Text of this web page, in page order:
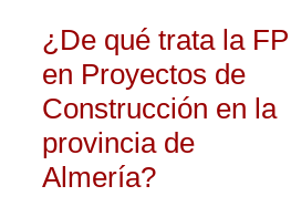
¿De qué trata la FP
en Proyectos de
Construcción en la
provincia de
Almería?